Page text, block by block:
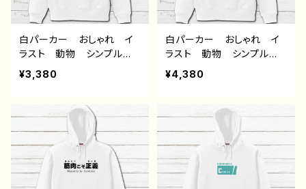
作：みふる
みふる
白パーカー おしゃれ イ
ラスト 動物 シンプル
うさぎ ウサギ 兎 花
柄 綺麗 おしゃれ かわ
ディース おすすめ 個性
的 人気 イラストレータ
ー クリエイター 絵師
オリジナル デザイン グッ
ズ タイトル：COLORS：Sn
ow Rabbit 作：水無月り
¥3,380
白パーカー おしゃれ イ
ラスト 動物 シンプル
きつね 狐 花柄 綺麗
かわいい 可愛い メン
め 個性的 人気 イラス
トレーター クリエイター
絵師 オリジナル デザイ
ン グッズ タイトル：COL
ORS：Fox and Flowers
¥4,380